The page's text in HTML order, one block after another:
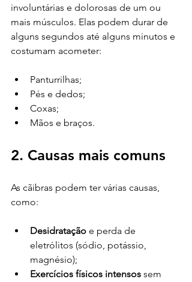
involuntárias e dolorosas de um ou
mais músculos. Elas podem durar de
alguns segundos até alguns minutos e
costumam acometer:
Panturrilhas;
Pés e dedos;
Coxas;
Mãos e braços.
2. Causas mais comuns
As cãibras podem ter várias causas,
como:
Desidratação e perda de
eletrólitos (sódio, potássio,
magnésio);
Exercícios físicos intensos sem